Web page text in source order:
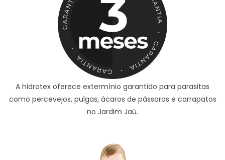
A hidrotex oferece extermínio garantido para parasitas
como percevejos, pulgas, ácaros de pássaros e carrapatos
no Jardim Jaú.